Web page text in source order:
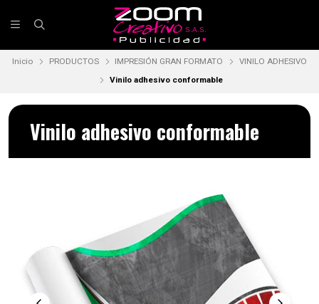
Inicio PRODUCTOS IMPRESIÓN GRAN FORMATO
VINILO ADHESIVO
Vinilo adhesivo conformable
Vinilo adhesivo conformable